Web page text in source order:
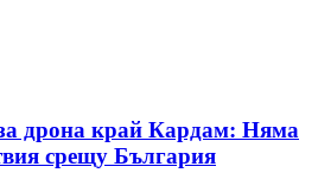
дрона край Кардам: Няма
срещу България